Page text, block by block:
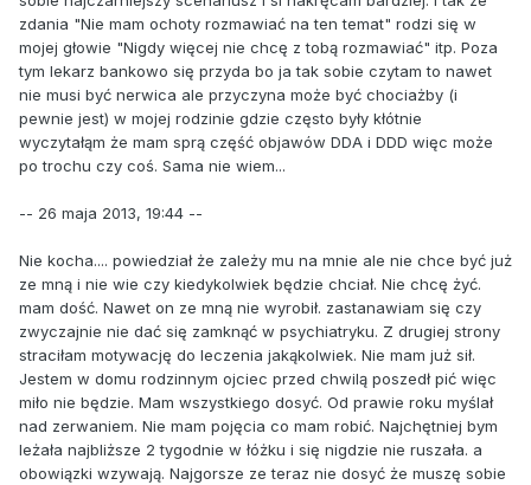
zdania "Nie mam ochoty rozmawiać na ten temat" rodzi się w
mojej głowie "Nigdy więcej nie chcę z tobą rozmawiać" itp. Poza
tym lekarz bankowo się przyda bo ja tak sobie czytam to nawet
nie musi być nerwica ale przyczyna może być chociażby (i
pewnie jest) w mojej rodzinie gdzie często były kłótnie
wyczytałąm że mam sprą część objawów DDA i DDD więc może
po trochu czy coś. Sama nie wiem...
-- 26 maja 2013, 19:44 --
Nie kocha.... powiedział że zależy mu na mnie ale nie chce być już
ze mną i nie wie czy kiedykolwiek będzie chciał. Nie chcę żyć.
mam dość. Nawet on ze mną nie wyrobił. zastanawiam się czy
zwyczajnie nie dać się zamknąć w psychiatryku. Z drugiej strony
straciłam motywację do leczenia jakąkolwiek. Nie mam już sił.
Jestem w domu rodzinnym ojciec przed chwilą poszedł pić więc
miło nie będzie. Mam wszystkiego dosyć. Od prawie roku myślał
nad zerwaniem. Nie mam pojęcia co mam robić. Najchętniej bym
leżała najbliższe 2 tygodnie w łóżku i się nigdzie nie ruszała. a
obowiązki wzywają. Najgorsze ze teraz nie dosyć że muszę sobie